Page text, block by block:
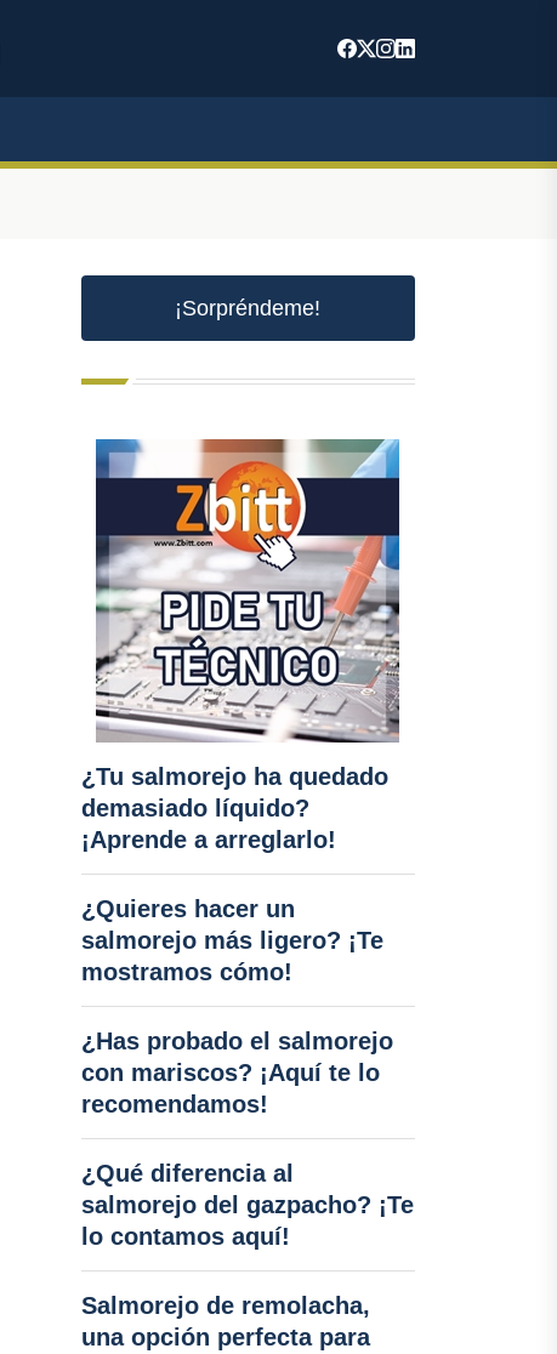
¡Sorpréndeme!
¿Tu salmorejo ha quedado
demasiado líquido?
¡Aprende a arreglarlo!
¿Quieres hacer un
salmorejo más ligero? ¡Te
mostramos cómo!
¿Has probado el salmorejo
con mariscos? ¡Aquí te lo
recomendamos!
¿Qué diferencia al
salmorejo del gazpacho? ¡Te
lo contamos aquí!
Salmorejo de remolacha,
una opción perfecta para